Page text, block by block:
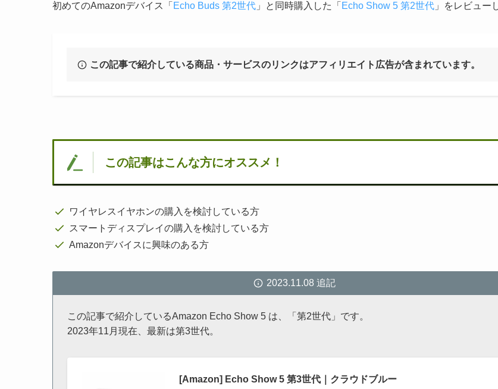
初めてのAmazonデバイス「 Echo Buds 第2世代 」と同時購入した「 Echo Show 5 第2世代 」をレビュー
この記事で紹介している商品・サービスのリンクはアフィリエイト広告が含まれています。
この記事はこんな方にオススメ！
ワイヤレスイヤホンの購入を検討している方
スマートディスプレイの購入を検討している方
Amazonデバイスに興味のある方
2023.11.08 追記
この記事で紹介しているAmazon Echo Show 5 は、「第2世代」です。
2023年11月現在、最新は第3世代。
[Amazon] Echo Show 5 第3世代｜クラウドブルー